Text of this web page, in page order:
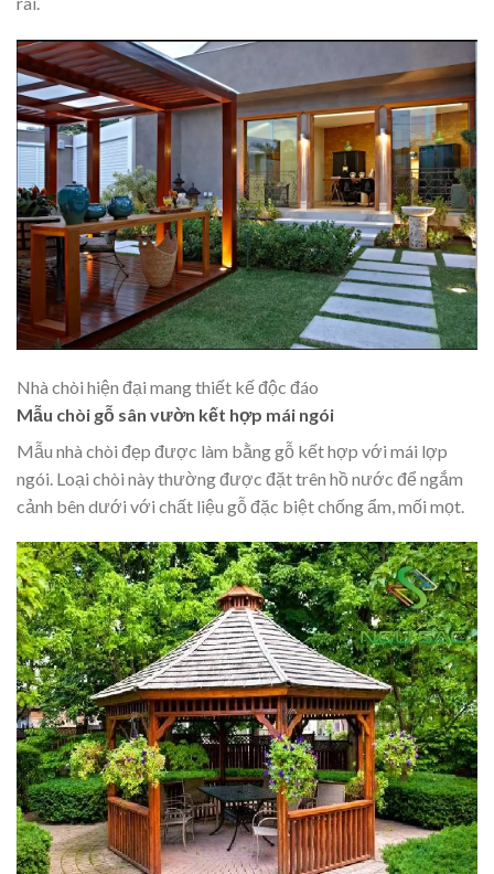
Nhà chòi hiện đại mang thiết kế độc đáo
Mẫu chòi gỗ sân vườn kết hợp mái ngói
Mẫu nhà chòi đẹp được làm bằng gỗ kết hợp với mái lợp
ngói. Loại chòi này thường được đặt trên hồ nước để ngắm
cảnh bên dưới với chất liệu gỗ đặc biệt chống ẩm, mối mọt.